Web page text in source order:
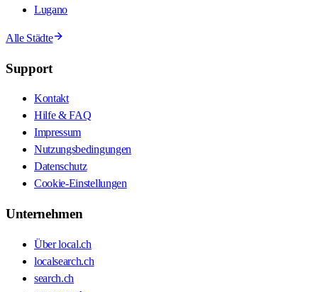
Lugano
Alle Städte
Support
Kontakt
Hilfe & FAQ
Impressum
Nutzungsbedingungen
Datenschutz
Cookie-Einstellungen
Unternehmen
Über local.ch
localsearch.ch
search.ch